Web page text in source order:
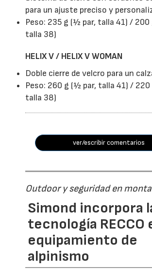
para un ajuste preciso y
Peso: 235 g (½ par, talla 41) /
talla 38)
HELIX V / HELIX V WOMAN
Doble cierre de velcro para un
Peso: 260 g (½ par, talla 41) /
talla 38)
ver/escribir comentarios
Outdoor y seguridad en
Simond incorpora
tecnología RECCO
equipamiento de
alpinismo